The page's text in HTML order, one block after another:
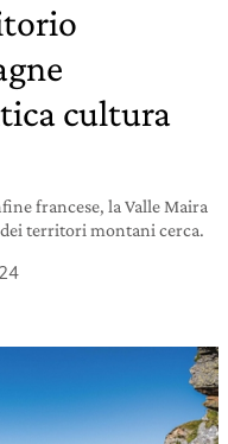
cultura
francese, la Valle Maira
territori montani cerca.